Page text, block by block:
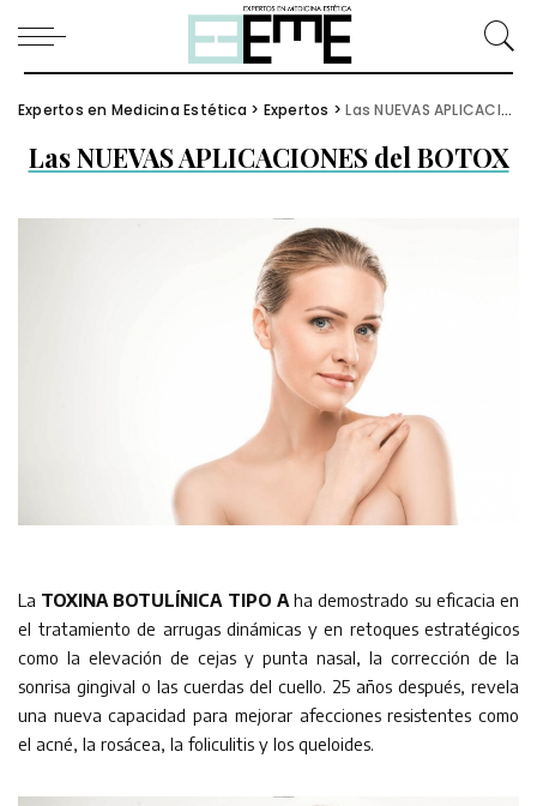
Expertos en Medicina Estética > Expertos >Las NUEVAS APLICACIONES del BOTOX
Las NUEVAS APLICACIONES del BOTOX
La TOXINA BOTULÍNICA TIPO Aha demostrado su eficacia en
el tratamiento de arrugas dinámicas y en retoques estratégicos
como la elevación de cejas y punta nasal, la corrección de la
sonrisa gingival o las cuerdas del cuello. 25 años después, revela
una nueva capacidad para mejorar afecciones resistentes como
el acné, la rosácea, la foliculitis y los queloides.